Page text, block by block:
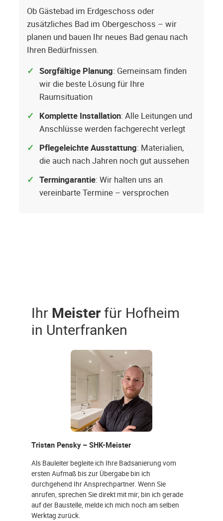
Ob Gästebad im Erdgeschoss oder
zusätzliches Bad im Obergeschoss – wir
planen und bauen Ihr neues Bad genau nach
Ihren Bedürfnissen.
Sorgfältige Planung: Gemeinsam finden
wir die beste Lösung für Ihre
Raumsituation
Komplette Installation: Alle Leitungen und
Anschlüsse werden fachgerecht verlegt
Pflegeleichte Ausstattung: Materialien,
die auch nach Jahren noch gut aussehen
Termingarantie: Wir halten uns an
vereinbarte Termine – versprochen
Ihr Meisterfür Hofheim
in Unterfranken
Tristan Pensky – SHK-Meister
Als Bauleiter begleite ich Ihre Badsanierung vom
ersten Aufmaß bis zur Übergabe bin ich
durchgehend Ihr Ansprechpartner. Wenn Sie
anrufen, sprechen Sie direkt mit mir; bin ich gerade
auf der Baustelle, melde ich mich noch am selben
Werktag zurück.